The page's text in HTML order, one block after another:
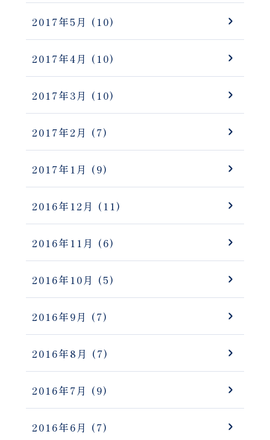
2017年5月 (10)
2017年4月 (10)
2017年3月 (10)
2017年2月 (7)
2017年1月 (9)
2016年12月 (11)
2016年11月 (6)
2016年10月 (5)
2016年9月 (7)
2016年8月 (7)
2016年7月 (9)
2016年6月 (7)